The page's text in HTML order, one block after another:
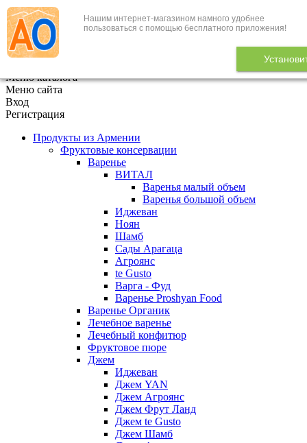
Нашим интернет-магазином намного удобнее
пользоваться с помощью бесплатного приложения!
+7 (495) 646-888-1
В корзине 0
Меню каталога
Меню сайта
Вход
Регистрация
Продукты из Армении
Фруктовые консервации
Варенье
ВИТАЛ
Варенья малый объем
Варенья большой объем
Иджеван
Ноян
Шамб
Сады Арагаца
Агроянс
te Gusto
Варга - Фуд
Варенье Proshyan Food
Варенье Органик
Лечебное варенье
Лечебный конфитюр
Фруктовое пюре
Джем
Иджеван
Джем YAN
Джем Агроянс
Джем Фрут Ланд
Джем te Gusto
Джем Шамб